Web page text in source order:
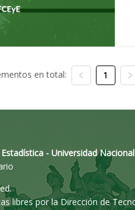
en total: 1
- Universidad
libres por la Dirección de